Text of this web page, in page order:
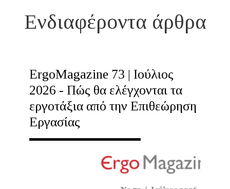
Ενδιαφέροντα άρθρα
ErgoMagazine 73 | Ιούλιος
2026 - Πώς θα ελέγχονται τα
εργοτάξια από την Επιθεώρηση
Εργασίας